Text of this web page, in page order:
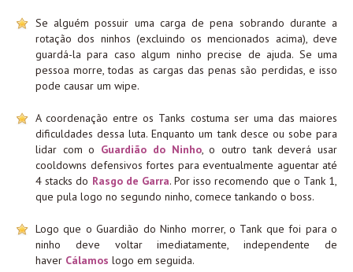
Se alguém possuir uma carga de pena sobrando durante a
rotação dos ninhos (excluindo os mencionados acima), deve
guardá-la para caso algum ninho precise de ajuda. Se uma
pessoa morre, todas as cargas das penas são perdidas, e isso
pode causar um wipe.
A coordenação entre os Tanks costuma ser uma das maiores
dificuldades dessa luta. Enquanto um tank desce ou sobe para
lidar com o Guardião do Ninho, o outro tank deverá usar
cooldowns defensivos fortes para eventualmente aguentar até
4 stacks do Rasgo de Garra. Por isso recomendo que o Tank 1,
que pula logo no segundo ninho, comece tankando o boss.
Logo que o Guardião do Ninho morrer, o Tank que foi para o
ninho deve voltar imediatamente, independente de
haver Cálamos logo em seguida.